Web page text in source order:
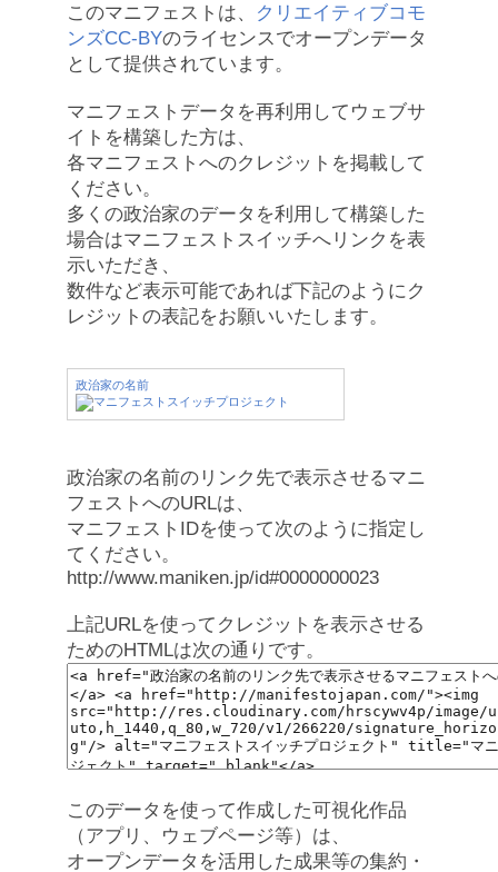
このマニフェストは、
クリエイティブコモ
ンズCC-BYのライセンスでオープンデータ
として提供されています。
マニフェストデータを再利用してウェブサ
イトを構築した方は、
各マニフェストへのクレジットを掲載して
ください。
多くの政治家のデータを利用して構築した
場合はマニフェストスイッチへリンクを表
示いただき、
数件など表示可能であれば下記のようにク
レジットの表記をお願いいたします。
政治家の名前
政治家の名前のリンク先で表示させるマニ
フェストへのURLは、
マニフェストIDを使って次のように指定し
てください。
http://www.maniken.jp/id#0000000023
上記URLを使ってクレジットを表示させる
ためのHTMLは次の通りです。
このデータを使って作成した可視化作品
（アプリ、ウェブページ等）は、
オープンデータを活用した成果等の集約・